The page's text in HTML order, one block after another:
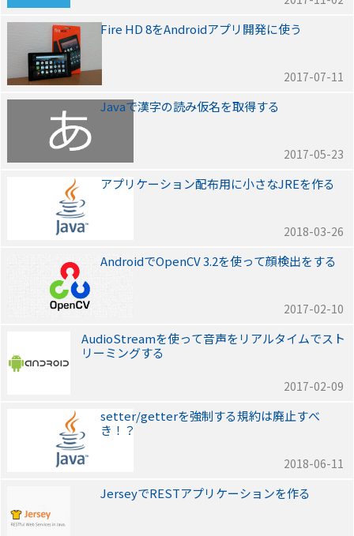
Fire HD 8をAndroidアプリ開発に使う
2017-07-11
Javaで漢字の読み仮名を取得する
2017-05-23
アプリケーション配布用に小さなJREを作る
2018-03-26
AndroidでOpenCV 3.2を使って顔検出をする
2017-02-10
AudioStreamを使って音声をリアルタイムでスト
リーミングする
2017-02-09
setter/getterを強制する規約は廃止すべ
き！？
2018-06-11
JerseyでRESTアプリケーションを作る